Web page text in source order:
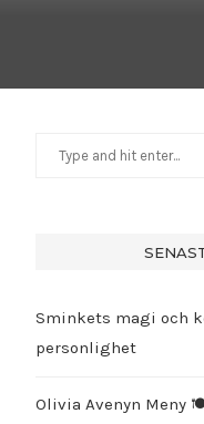
Sminkets magi och
personlighet
Olivia Avenyn Meny